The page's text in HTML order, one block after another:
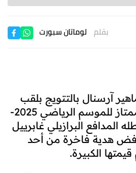
بقلم لوماتان سبورت
آرسنال بالتتويج بلقب
الدوري الإنجليزي الممتاز للموسم الرياضي 2025-
بطله المدافع البرازيلي غابرييل
هدية فاخرة من أحد
الكبيرة.